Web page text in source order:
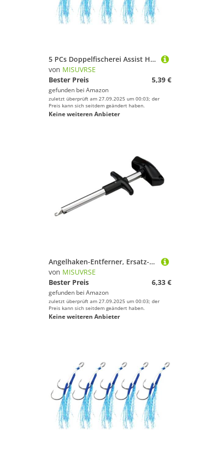
5 PCs Doppelfischerei Assist Hooks Kits Jig Assist Glow Haken Langsam Schnell Sturz Jigs Ausrüstung Zubehör Kleine Größe Jigginghaken Langsame Jigs Fischen
von MISUVRSE
Bester Preis
5,39 €
gefunden bei Amazon
zuletzt überprüft am 27.09.2025 um 00:03; der
Preis kann sich seitdem geändert haben.
Keine weiteren Anbieter
Angelhaken-Entferner, Ersatz-T-förmiger Trenner, für Angler, einfach zu bedienender Angelhaken-Entferner
von MISUVRSE
Bester Preis
6,33 €
gefunden bei Amazon
zuletzt überprüft am 27.09.2025 um 00:03; der
Preis kann sich seitdem geändert haben.
Keine weiteren Anbieter